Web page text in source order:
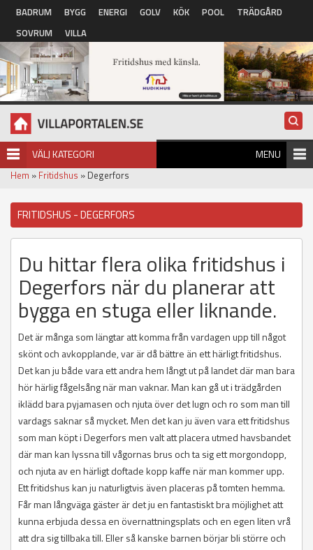
Hoppa till huvudinnehåll
BADRUM BYGG ENERGI GOLV KÖK POOL
TRÄDGÅRD
SOVRUM
VILLA
VÄLJ KATEGORI MENU
Hem » Fritidshus » Degerfors
FRITIDSHUS - DEGERFORS
Du hittar flera olika fritidshus i
Degerfors när du planerar att
bygga en stuga eller liknande.
Det är många som längtar att komma från vardagen upp till något
skönt och avkopplande, var är då bättre än ett härligt fritidshus.
Det kan ju både vara ett andra hem långt ut på landet där man bara
hör härlig fågelsång när man vaknar. Man kan gå ut i trädgården
iklädd bara pyjamasen och njuta över det lugn och ro som man till
vardags saknar så mycket. Men det kan ju även vara ett fritidshus
som man köpt i Degerfors men valt att placera utmed havsbandet
där man kan lyssna till vågornas brus och ta sig ett morgondopp,
och njuta av en härligt doftade kopp kaffe när man kommer upp.
Ett fritidshus kan ju naturligtvis även placeras på tomten hemma.
Får man långväga gäster är det ju en fantastiskt bra möjlighet att
kunna erbjuda dessa en övernattningsplats och en egen liten vrå
att dra sig tillbaka till. Eller så kanske barnen börjar bli större och